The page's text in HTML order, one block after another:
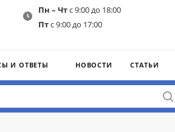
Пн – Чтс 9:00 до 18:00
Птс 9:00 до 17:00
И ОТВЕТЫ НОВОСТИ СТАТЬИ